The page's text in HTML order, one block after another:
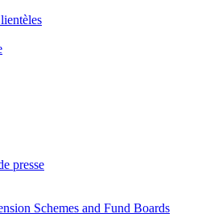
presse
Schemes and Fund Boards